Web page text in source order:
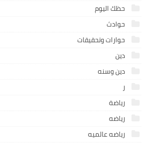
حظك اليوم
حوادث
حوارات وتحقيقات
دين
دين وسنه
ر
رياضة
رياضه
رياضه عالميه